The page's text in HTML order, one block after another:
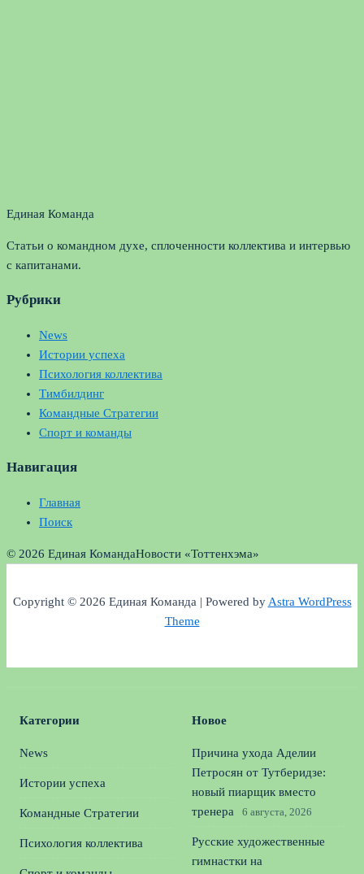
Единая Команда
Статьи о командном духе, сплоченности коллектива и интервью
с капитанами.
Рубрики
News
Истории успеха
Психология коллектива
Тимбилдинг
Командные Стратегии
Спорт и команды
Навигация
Главная
Поиск
© 2026 Единая КомандаНовости «Тоттенхэма»
Copyright © 2026 Единая Команда | Powered byAstra WordPress
Theme
Категории
News
Истории успеха
Командные Стратегии
Психология коллектива
Новое
Причина ухода Аделии
Петросян от Тутберидзе:
новый пиарщик вместо
тренера
6 августа, 2026
Русские художественные
гимнастки на